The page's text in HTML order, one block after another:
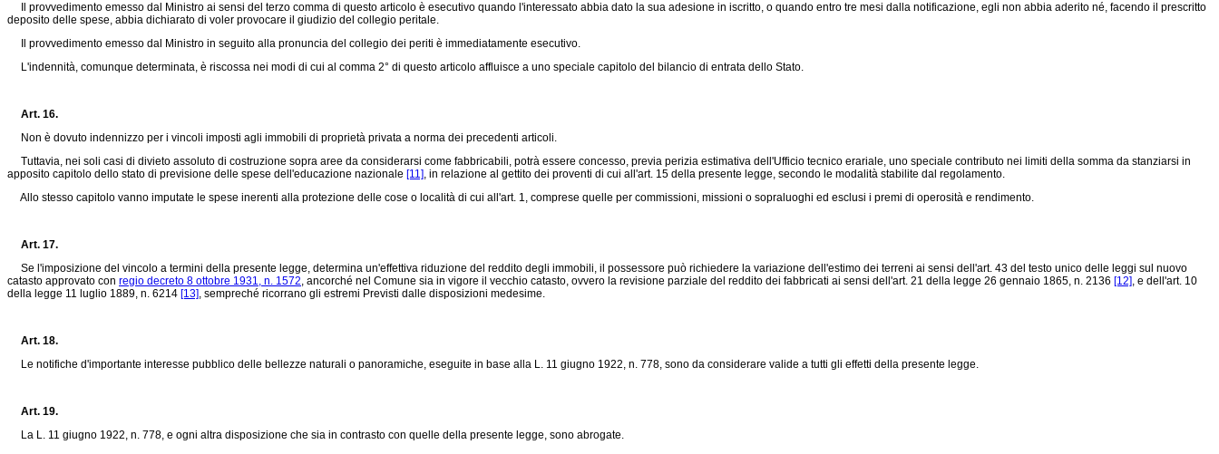
Il provvedimento emesso dal Ministro ai sensi del terzo comma di questo articolo è esecutivo quando l'interessato abbia dato la sua adesione in iscritto, o quando entro tre mesi dalla notificazione, egli non abbia aderito né, facendo il prescritto
deposito delle spese, abbia dichiarato di voler provocare il giudizio del collegio peritale.
Il provvedimento emesso dal Ministro in seguito alla pronuncia del collegio dei periti è immediatamente esecutivo.
L'indennità, comunque determinata, è riscossa nei modi di cui al comma 2° di questo articolo affluisce a uno speciale capitolo del bilancio di entrata dello Stato.
Art. 16.
Non è dovuto indennizzo per i vincoli imposti agli immobili di proprietà privata a norma dei precedenti articoli.
Tuttavia, nei soli casi di divieto assoluto di costruzione sopra aree da considerarsi come fabbricabili, potrà essere concesso, previa perizia estimativa dell'Ufficio tecnico erariale, uno speciale contributo nei limiti della somma da stanziarsi in
apposito capitolo dello stato di previsione delle spese dell'educazione nazionale [11], in relazione al gettito dei proventi di cui all'art. 15 della presente legge, secondo le modalità stabilite dal regolamento.
Allo stesso capitolo vanno imputate le spese inerenti alla protezione delle cose o località di cui all'art. 1, comprese quelle per commissioni, missioni o sopraluoghi ed esclusi i premi di operosità e rendimento.
Art. 17.
Se l'imposizione del vincolo a termini della presente legge, determina un'effettiva riduzione del reddito degli immobili, il possessore può richiedere la variazione dell'estimo dei terreni ai sensi dell'art. 43 del testo unico delle leggi sul nuovo
catasto approvato con regio decreto 8 ottobre 1931, n. 1572, ancorché nel Comune sia in vigore il vecchio catasto, ovvero la revisione parziale del reddito dei fabbricati ai sensi dell'art. 21 della legge 26 gennaio 1865, n. 2136 [12], e dell'art. 10
della legge 11 luglio 1889, n. 6214 [13], sempreché ricorrano gli estremi Previsti dalle disposizioni medesime.
Art. 18.
Le notifiche d'importante interesse pubblico delle bellezze naturali o panoramiche, eseguite in base alla L. 11 giugno 1922, n. 778, sono da considerare valide a tutti gli effetti della presente legge.
Art. 19.
La L. 11 giugno 1922, n. 778, e ogni altra disposizione che sia in contrasto con quelle della presente legge, sono abrogate.